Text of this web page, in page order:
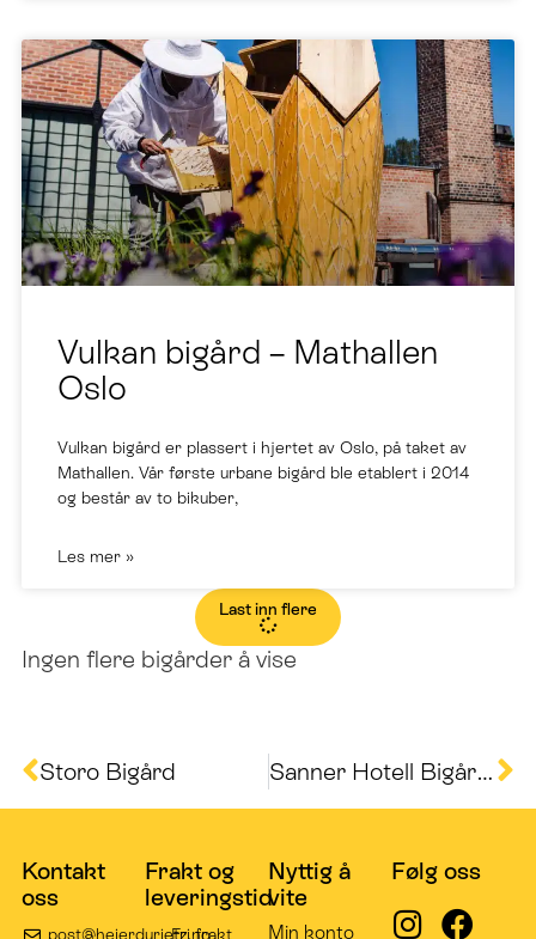
Vulkan bigård – Mathallen
Oslo
Vulkan bigård er plassert i hjertet av Oslo, på taket av
Mathallen. Vår første urbane bigård ble etablert i 2014
og består av to bikuber,
Les mer »
Last inn flere
Ingen flere bigårder å vise
Storo Bigård Sanner Hotell Bigård Hadeland
Kontakt
oss
Frakt og
leveringstid
Nyttig å
vite
Følg oss